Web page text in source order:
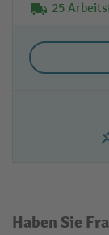
25
Haben Sie